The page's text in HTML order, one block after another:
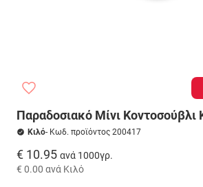
Παραδοσιακό Μίνι Κοντοσούβλι
Κιλό- Κωδ. προϊόντος 200417
€ 10.95 ανά 1000γρ.
€ 0.00 ανά Κιλό